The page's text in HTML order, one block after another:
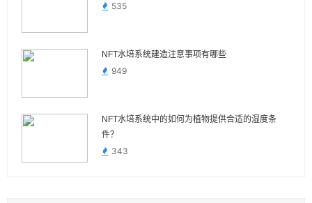
535
NFT水培系统建造注意事项有哪些
949
NFT水培系统中的如何为植物提供合适的湿度条
件？
343